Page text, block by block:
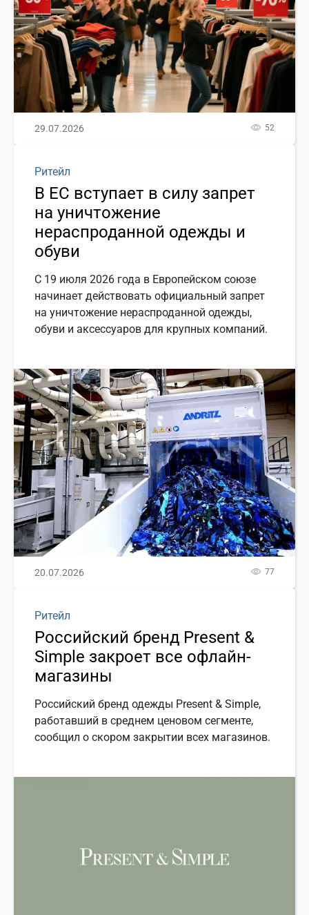
29.07.2026 52
Ритейл
В ЕС вступает в силу запрет
на уничтожение
нераспроданной одежды и
обуви
С 19 июля 2026 года в Европейском союзе
начинает действовать официальный запрет
на уничтожение нераспроданной одежды,
обуви и аксессуаров для крупных компаний.
20.07.2026 77
Ритейл
Российский бренд Present &
Simple закроет все офлайн-
магазины
Российский бренд одежды Present & Simple,
работавший в среднем ценовом сегменте,
сообщил о скором закрытии всех магазинов.